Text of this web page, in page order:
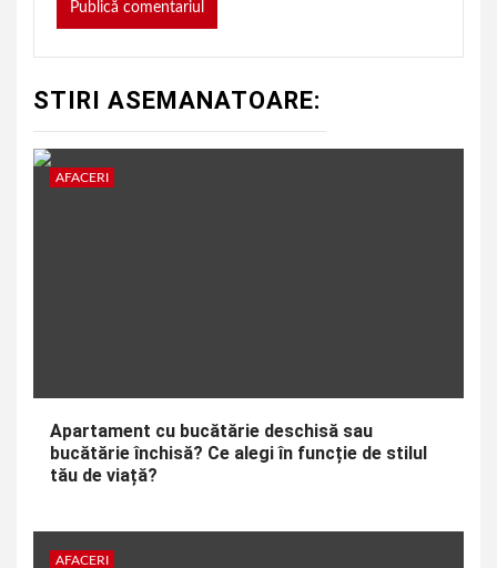
STIRI ASEMANATOARE:
AFACERI
Apartament cu bucătărie deschisă sau
bucătărie închisă? Ce alegi în funcție de stilul
tău de viață?
AFACERI